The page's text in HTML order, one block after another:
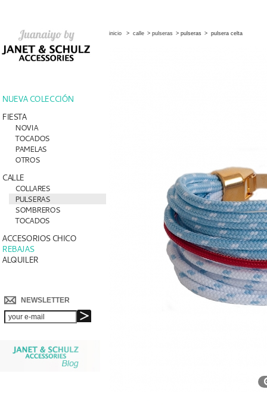
NUEVA COLECCIÓN
FIESTA
NOVIA
TOCADOS
PAMELAS
OTROS
CALLE
COLLARES
PULSERAS
SOMBREROS
TOCADOS
ACCESORIOS CHICO
REBAJAS
ALQUILER
NEWSLETTER
inicio > calle > pulseras > pulseras > pulsera celta